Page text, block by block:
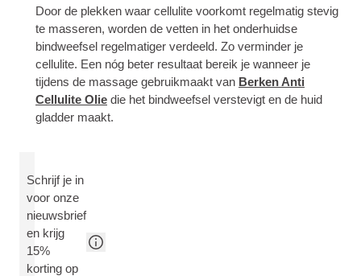
Door de plekken waar cellulite voorkomt regelmatig stevig
te masseren, worden de vetten in het onderhuidse
bindweefsel regelmatiger verdeeld. Zo verminder je
cellulite. Een nóg beter resultaat bereik je wanneer je
tijdens de massage gebruikmaakt van Berken Anti
Cellulite Olie die het bindweefsel verstevigt en de huid
gladder maakt.
Schrijf je in
voor onze
nieuwsbrief
en krijg
15%
korting op